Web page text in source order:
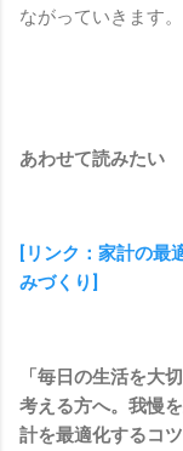
ながっていきます。
あわせて読みたい
[リンク：家計の最
みづくり]
「毎日の生活を大
考える方へ。我慢
計を最適化するコ